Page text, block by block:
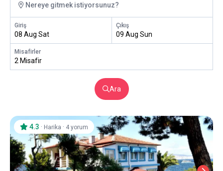
Nereye gitmek istiyorsunuz?
Giriş
08 Aug Sat
Çıkış
09 Aug Sun
Misafirler
2 Misafir
Ara
4.3 · Harika · 4 yorum